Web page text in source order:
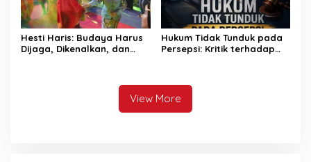
Hesti Haris: Budaya Harus
Dijaga, Dikenalkan, dan
Hukum Tidak Tunduk pada
Persepsi: Kritik terhadap
View More